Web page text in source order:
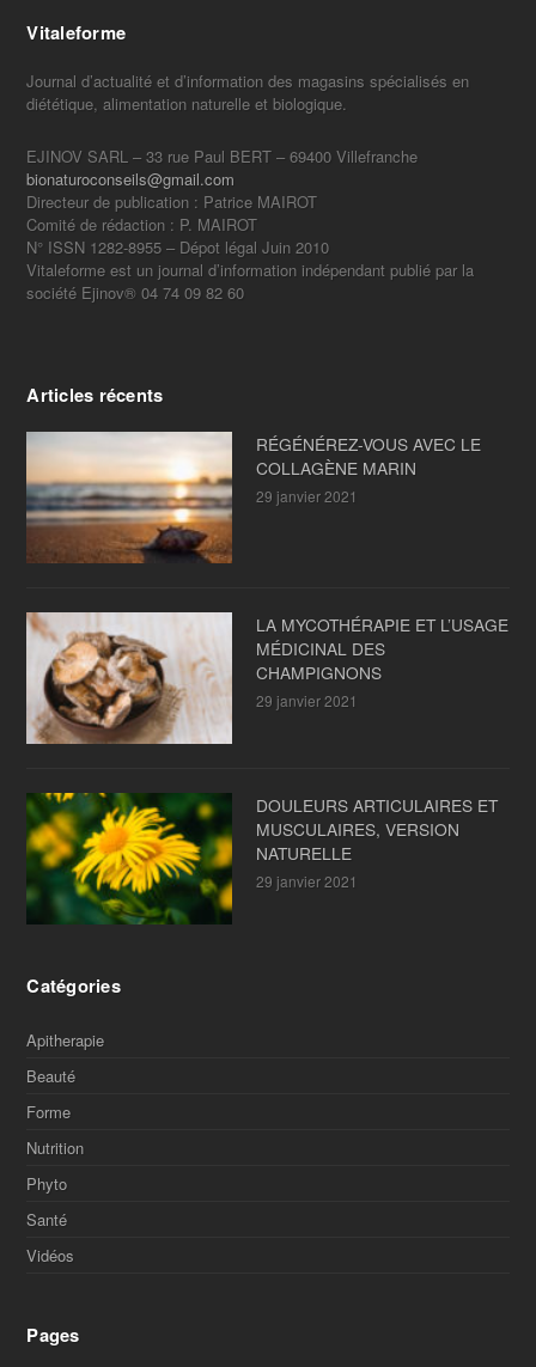
Vitaleforme
Journal d’actualité et d’information des magasins spécialisés en
diététique, alimentation naturelle et biologique.
EJINOV SARL – 33 rue Paul BERT – 69400 Villefranche
bionaturoconseils@gmail.com
Directeur de publication : Patrice MAIROT
Comité de rédaction : P. MAIROT
N° ISSN 1282-8955 – Dépot légal Juin 2010
Vitaleforme est un journal d’information indépendant publié par la
société Ejinov® 04 74 09 82 60
Articles récents
RÉGÉNÉREZ-VOUS AVEC LE
COLLAGÈNE MARIN
29 janvier 2021
LA MYCOTHÉRAPIE ET L’USAGE
MÉDICINAL DES
CHAMPIGNONS
29 janvier 2021
DOULEURS ARTICULAIRES ET
MUSCULAIRES, VERSION
NATURELLE
29 janvier 2021
Catégories
Apitherapie
Beauté
Forme
Nutrition
Phyto
Santé
Vidéos
Pages